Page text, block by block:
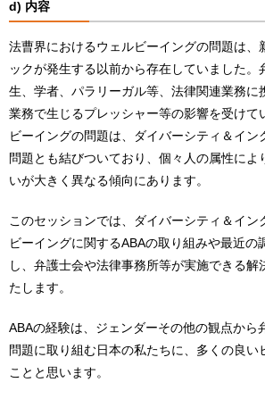
d) 内容
法曹界におけるウェルビーイングの問題は、
ックが発生する以前から存在していました。
生、学者、パラリーガル等、法律関連業務に
業務で生じるプレッシャー等の影響を受けて
ビーイングの問題は、ダイバーシティ＆イン
問題とも結びついており、個々人の属性によ
いが大きく異なる傾向にあります。
このセッションでは、ダイバーシティ＆イン
ビーイングに関するABAの取り組みや最近の
し、弁護士会や法律事務所等が実施できる解
たします。
ABAの経験は、ジェンダーその他の観点から
問題に取り組む日本の私たちに、多くの良い
ことと思います。